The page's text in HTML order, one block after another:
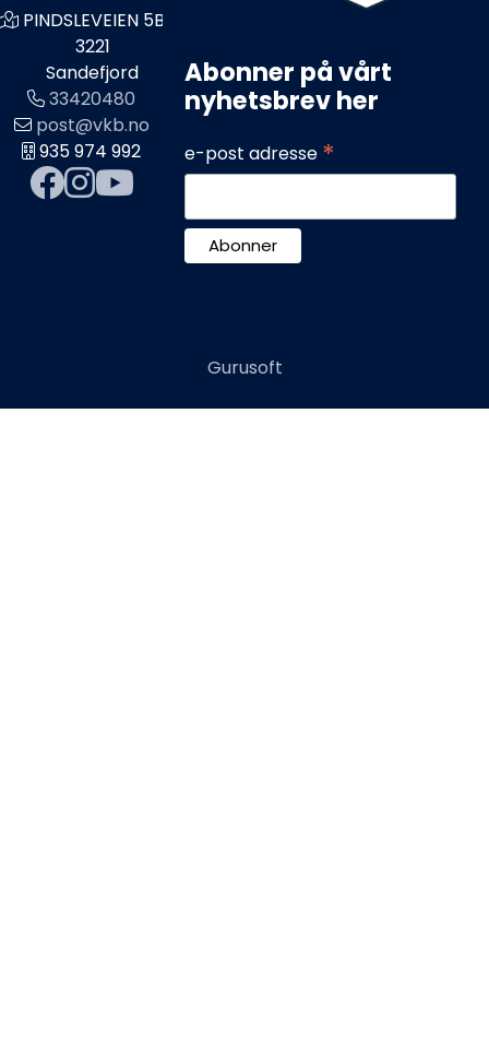
PINDSLEVEIEN 5B
3221
Sandefjord
33420480
post@vkb.no
935 974 992
Abonner på vårt
nyhetsbrev her
e-post adresse *
Gurusoft